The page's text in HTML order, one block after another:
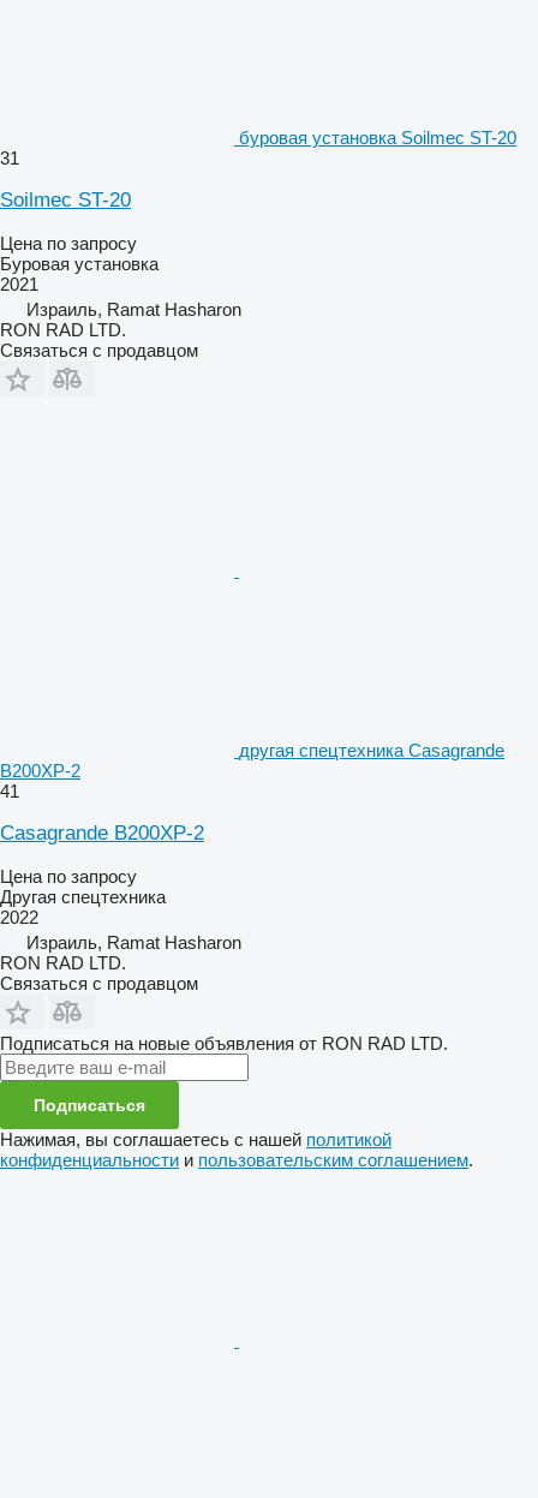
буровая установка Soilmec ST-20
31
Soilmec ST-20
Цена по запросу
Буровая установка
2021
Израиль, Ramat Hasharon
RON RAD LTD.
Связаться с продавцом
другая спецтехника Casagrande
B200XP-2
41
Casagrande B200XP-2
Цена по запросу
Другая спецтехника
2022
Израиль, Ramat Hasharon
RON RAD LTD.
Связаться с продавцом
Подписаться на новые объявления от RON RAD LTD.
Подписаться
Нажимая, вы соглашаетесь с нашей политикой
конфиденциальности и пользовательским соглашением.